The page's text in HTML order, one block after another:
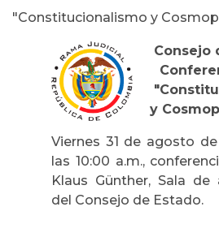
"Constitucionalismo y
Consejo
y
Viernes 31 de agosto
las 10:00 a.m.,
Klaus Günther, Sala de
del Consejo de Estado.